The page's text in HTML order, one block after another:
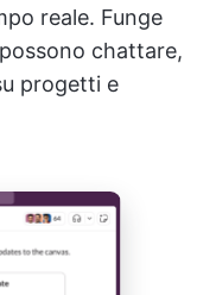
reale. Funge
chattare,
progetti e